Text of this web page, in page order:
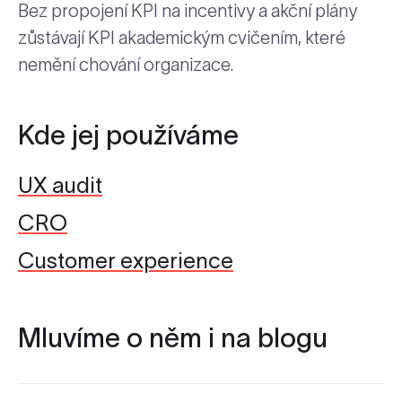
Bez propojení KPI na incentivy a akční plány
zůstávají KPI akademickým cvičením, které
nemění chování organizace.
Kde jej používáme
UX audit
CRO
Customer experience
Mluvíme o něm i na blogu